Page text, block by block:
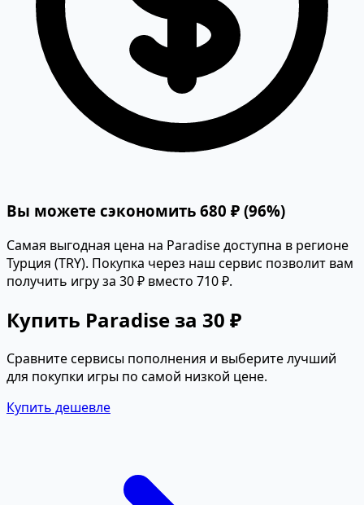
Вы можете сэкономить 680 ₽ (96%)
Самая выгодная цена на Paradise доступна в регионе
Турция (TRY). Покупка через наш сервис позволит вам
получить игру за 30 ₽ вместо 710 ₽.
Купить Paradise за 30 ₽
Сравните сервисы пополнения и выберите лучший
для покупки игры по самой низкой цене.
Купить дешевле